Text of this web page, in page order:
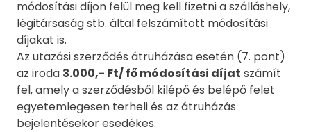
módosítási díjon felül meg kell fizetni a szálláshely,
légitársaság stb. által felszámított módosítási
díjakat is.
Az utazási szerződés átruházása esetén (7. pont)
az iroda 3.000,- Ft/ fő módosítási díjat számít
fel, amely a szerződésből kilépő és belépő felet
egyetemlegesen terheli és az átruházás
bejelentésekor esedékes.